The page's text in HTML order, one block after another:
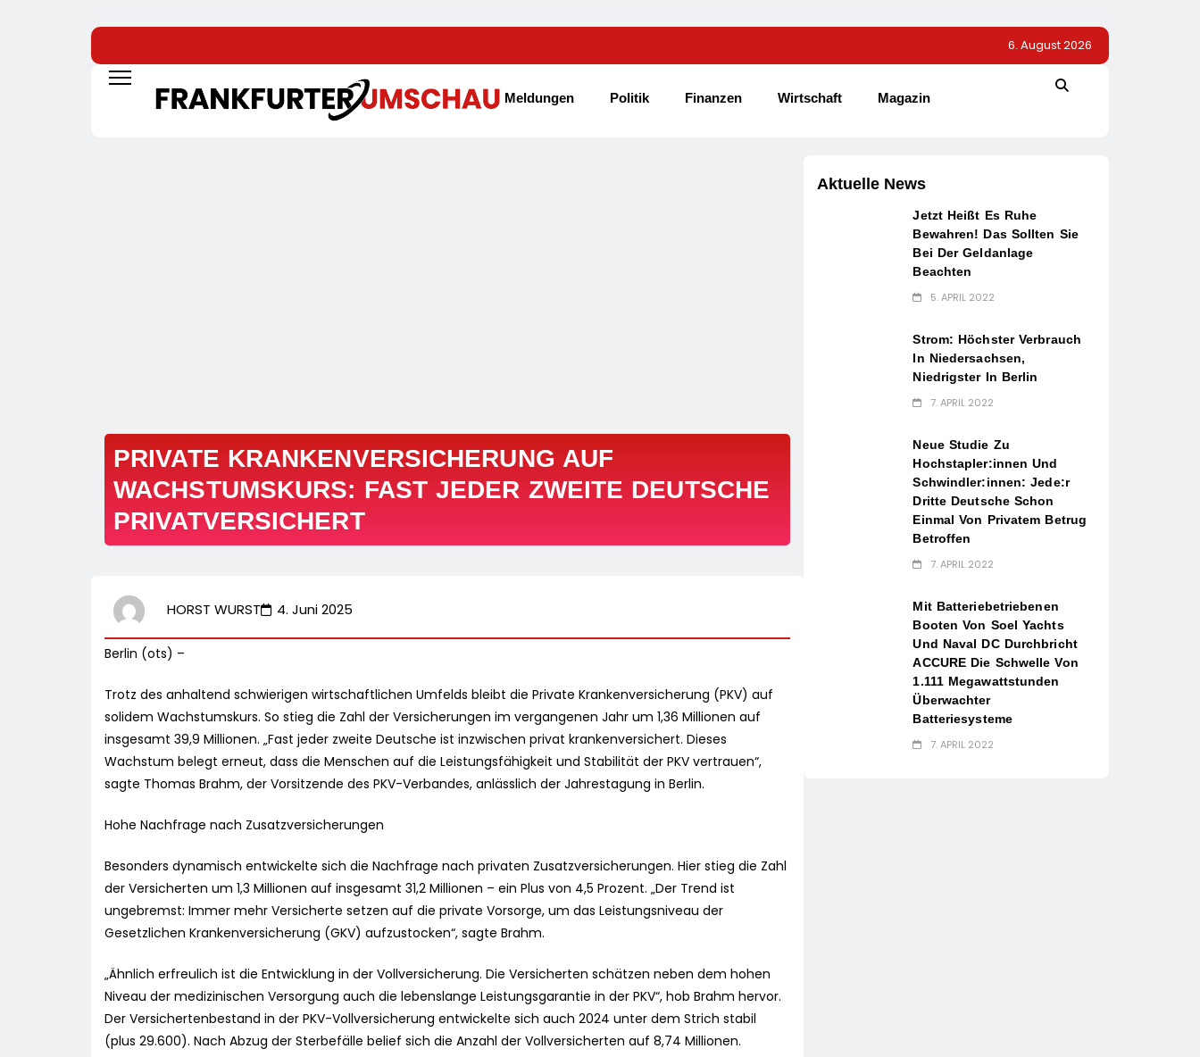
6. August 2026
Meldungen Politik Finanzen Wirtschaft Magazin
PRIVATE KRANKENVERSICHERUNG AUF
WACHSTUMSKURS: FAST JEDER ZWEITE DEUTSCHE
PRIVATVERSICHERT
HORST WURST 4. Juni 2025
Berlin (ots) –
Trotz des anhaltend schwierigen wirtschaftlichen Umfelds bleibt die Private Krankenversicherung (PKV) auf
solidem Wachstumskurs. So stieg die Zahl der Versicherungen im vergangenen Jahr um 1,36 Millionen auf
insgesamt 39,9 Millionen. „Fast jeder zweite Deutsche ist inzwischen privat krankenversichert. Dieses
Wachstum belegt erneut, dass die Menschen auf die Leistungsfähigkeit und Stabilität der PKV vertrauen“,
sagte Thomas Brahm, der Vorsitzende des PKV-Verbandes, anlässlich der Jahrestagung in Berlin.
Hohe Nachfrage nach Zusatzversicherungen
Besonders dynamisch entwickelte sich die Nachfrage nach privaten Zusatzversicherungen. Hier stieg die Zahl
der Versicherten um 1,3 Millionen auf insgesamt 31,2 Millionen – ein Plus von 4,5 Prozent. „Der Trend ist
ungebremst: Immer mehr Versicherte setzen auf die private Vorsorge, um das Leistungsniveau der
Gesetzlichen Krankenversicherung (GKV) aufzustocken“, sagte Brahm.
„Ähnlich erfreulich ist die Entwicklung in der Vollversicherung. Die Versicherten schätzen neben dem hohen
Niveau der medizinischen Versorgung auch die lebenslange Leistungsgarantie in der PKV“, hob Brahm hervor.
Der Versichertenbestand in der PKV-Vollversicherung entwickelte sich auch 2024 unter dem Strich stabil
(plus 29.600). Nach Abzug der Sterbefälle belief sich die Anzahl der Vollversicherten auf 8,74 Millionen.
Aktuelle News
Jetzt Heißt Es Ruhe
Bewahren! Das Sollten Sie
Bei Der Geldanlage
Beachten
5. APRIL 2022
Strom: Höchster Verbrauch
In Niedersachsen,
Niedrigster In Berlin
7. APRIL 2022
Neue Studie Zu
Hochstapler:innen Und
Schwindler:innen: Jede:r
Dritte Deutsche Schon
Einmal Von Privatem Betrug
Betroffen
7. APRIL 2022
Mit Batteriebetriebenen
Booten Von Soel Yachts
Und Naval DC Durchbricht
ACCURE Die Schwelle Von
1.111 Megawattstunden
Überwachter
Batteriesysteme
7. APRIL 2022